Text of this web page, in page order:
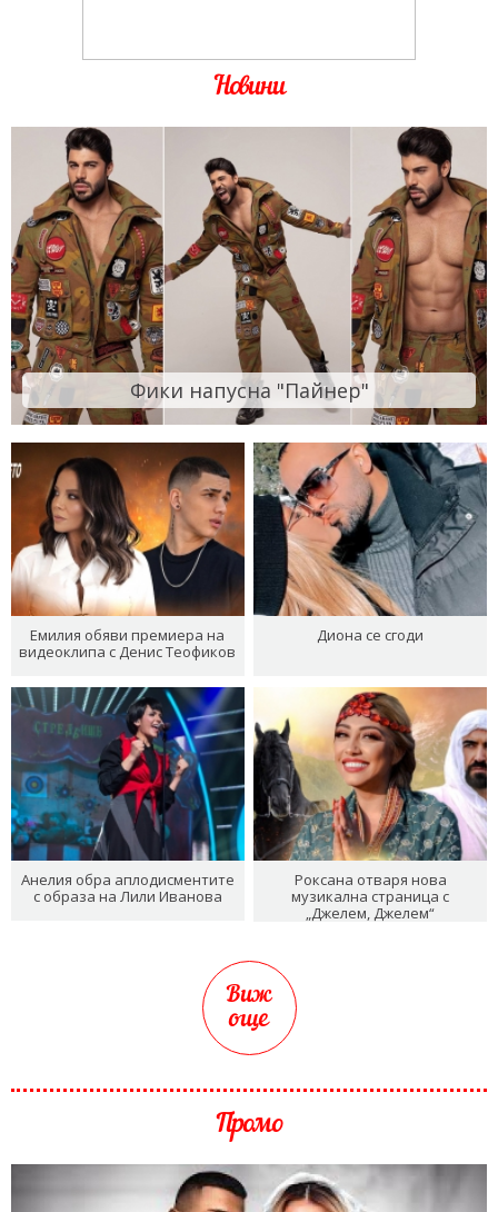
Новини
Фики напусна "Пайнер"
Емилия обяви премиера на
видеоклипа с Денис Теофиков
Диона се сгоди
Анелия обра аплодисментите
с образа на Лили Иванова
Роксана отваря нова
музикална страница с
„Джелем, Джелем“
Виж
още
Промо